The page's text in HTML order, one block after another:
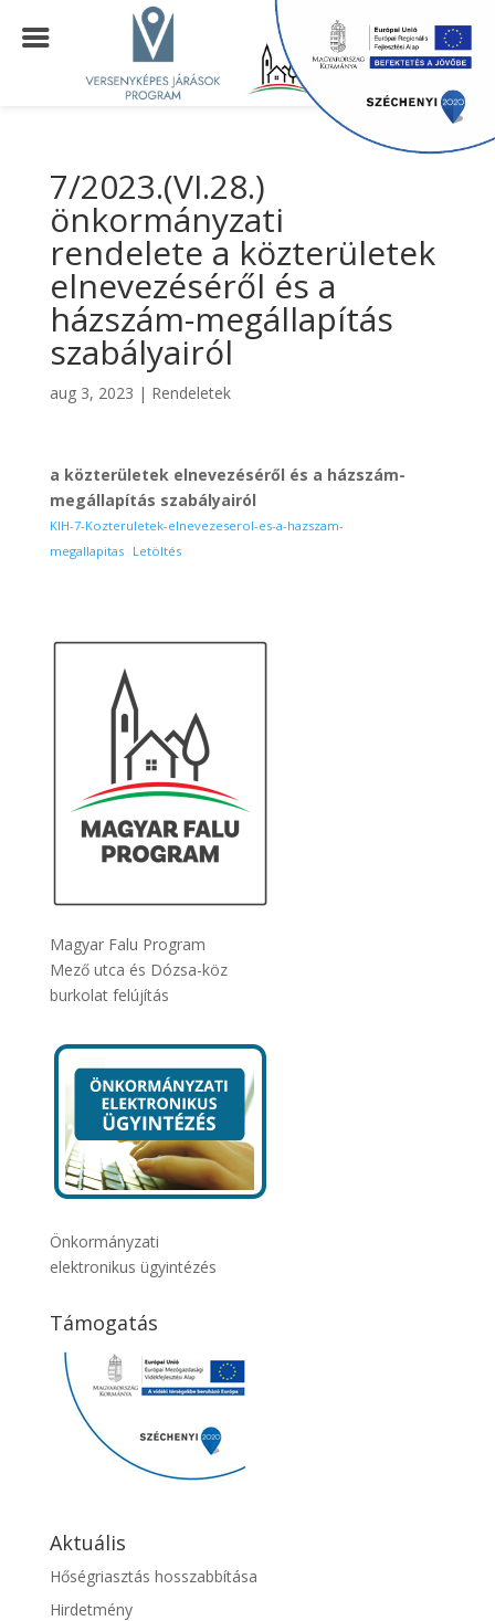
7/2023.(VI.28.)
önkormányzati
rendelete a közterületek
elnevezéséről és a
házszám-megállapítás
szabályairól
aug 3, 2023 | Rendeletek
a közterületek elnevezéséről és a házszám-
megállapítás szabályairól
KIH-7-Kozteruletek-elnevezeserol-es-a-hazszam-
megallapitas
Letöltés
Magyar Falu Program
Mező utca és Dózsa-köz
burkolat felújítás
Önkormányzati
elektronikus ügyintézés
Támogatás
Aktuális
Hőségriasztás hosszabbítása
Hirdetmény